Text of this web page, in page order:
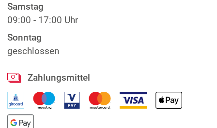
Samstag
09:00 - 17:00 Uhr
Sonntag
geschlossen
Zahlungsmittel